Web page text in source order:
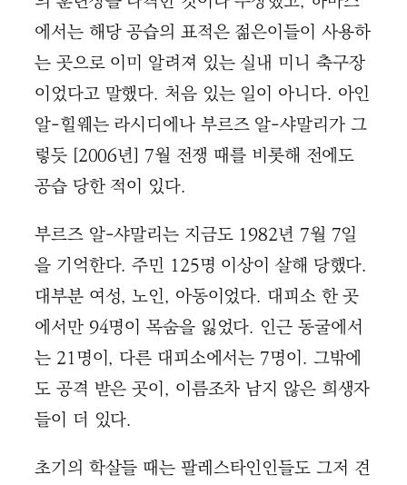
에서는 해당 공습의 표적은 젊은이들이 사용하
는 곳으로 이미 알려져 있는 실내 미니 축구장
이었다고 말했다. 처음 있는 일이 아니다. 아인
알-힐웨는 라시디에나 부르즈 알-샤말리가 그
렇듯 [2006년] 7월 전쟁 때를 비롯해 전에도
공습 당한 적이 있다.
부르즈 알-샤말리는 지금도 1982년 7월 7일
을 기억한다. 주민 125명 이상이 살해 당했다.
대부분 여성, 노인, 아동이었다. 대피소 한 곳
에서만 94명이 목숨을 잃었다. 인근 동굴에서
는 21명이, 다른 대피소에서는 7명이. 그밖에
도 공격 받은 곳이, 이름조차 남지 않은 희생자
들이 더 있다.
초기의 학살들 때는 팔레스타인인들도 그저 견